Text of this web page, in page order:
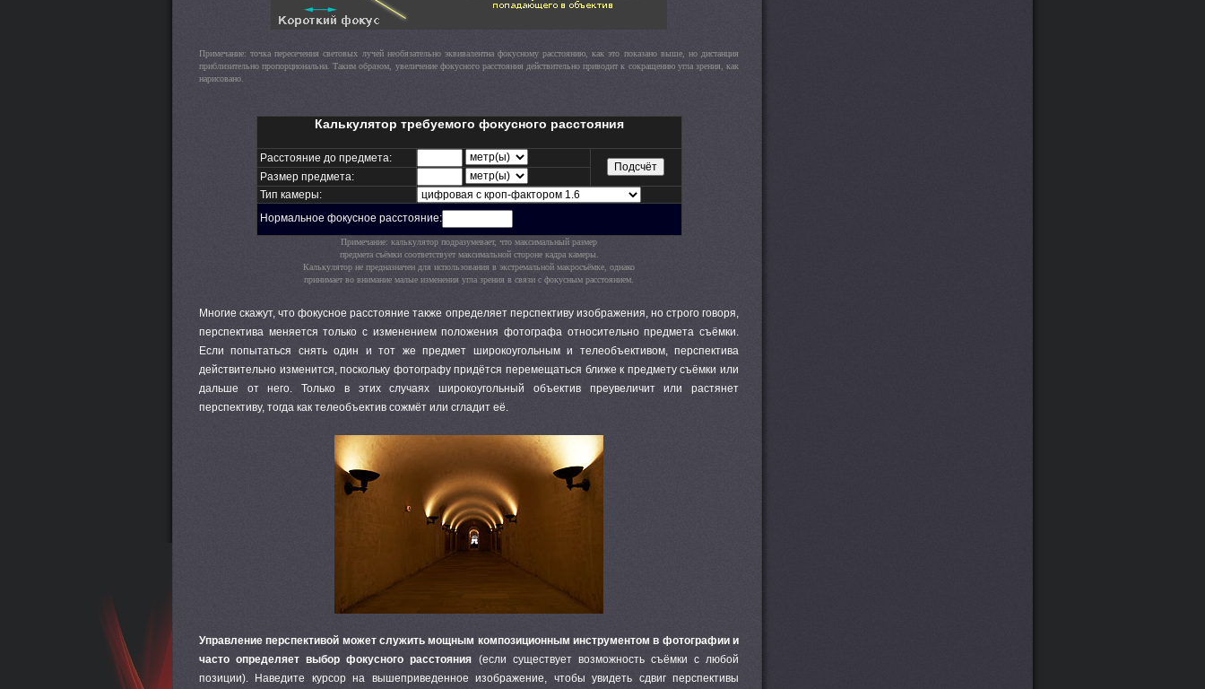
Примечание: точка пересечения световых лучей необязательно эквивалентна фокусному расстоянию, как это показано выше, но дистанция
приблизительно пропорциональна. Таким образом, увеличение фокусного расстояния действительно приводит к сокращению угла зрения, как
нарисовано.
Калькулятор требуемого фокусного расстояния
Расстояние до предмета:
Размер предмета:
Тип камеры:
Нормальное фокусное расстояние:
Примечание: калькулятор подразумевает, что максимальный размер
предмета съёмки соответствует максимальной стороне кадра камеры.
Калькулятор не предназначен для использования в экстремальной макросъёмке, однако
принимает во внимание малые изменения угла зрения в связи с фокусным расстоянием.
Многие скажут, что фокусное расстояние также определяет перспективу изображения, но строго говоря,
перспектива меняется только с изменением положения фотографа относительно предмета съёмки.
Если попытаться снять один и тот же предмет широкоугольным и телеобъективом, перспектива
действительно изменится, поскольку фотографу придётся перемещаться ближе к предмету съёмки или
дальше от него. Только в этих случаях широкоугольный объектив преувеличит или растянет
перспективу, тогда как телеобъектив сожмёт или сгладит её.
Управление перспективой может служить мощным композиционным инструментом в фотографии и
часто определяет выбор фокусного расстояния (если существует возможность съёмки с любой
позиции).
Наведите курсор на вышеприведенное изображение, чтобы увидеть сдвиг перспективы